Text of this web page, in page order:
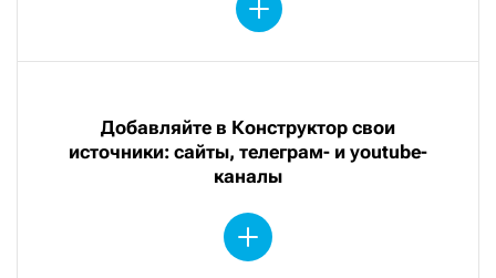
Добавляйте в Конструктор свои
источники: сайты, телеграм- и youtube-
каналы